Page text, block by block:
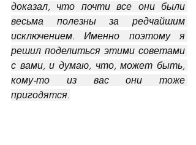
доказал, что почти все они были
весьма полезны за редчайшим
исключением. Именно поэтому я
решил поделиться этими советами
с вами, и думаю, что, может быть,
кому-то из вас они тоже
пригодятся.